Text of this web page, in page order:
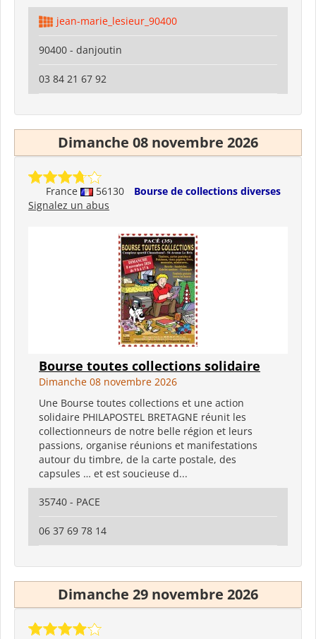
jean-marie_lesieur_90400
90400 - danjoutin
03 84 21 67 92
Dimanche 08 novembre 2026
France 56130
Bourse de collections diverses
Signalez un abus
Bourse toutes collections solidaire
Dimanche 08 novembre 2026
Une Bourse toutes collections et une action
solidaire PHILAPOSTEL BRETAGNE réunit les
collectionneurs de notre belle région et leurs
passions, organise réunions et manifestations
autour du timbre, de la carte postale, des
capsules … et est soucieuse d...
35740 - PACE
06 37 69 78 14
Dimanche 29 novembre 2026